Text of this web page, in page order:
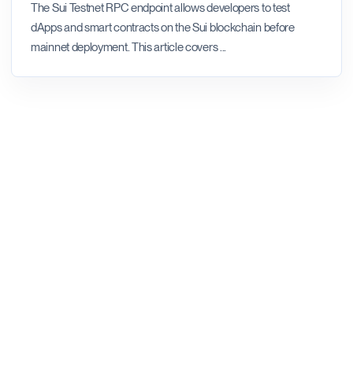
The Sui Testnet RPC endpoint allows developers to test
dApps and smart contracts on the Sui blockchain before
mainnet deployment. This article covers...